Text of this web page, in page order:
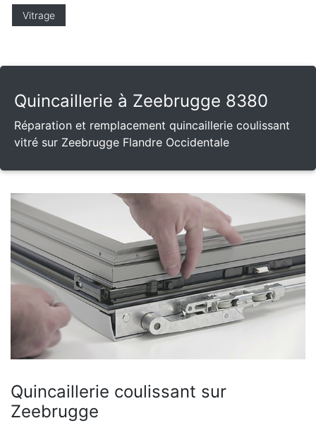
Vitrage
Quincaillerie à Zeebrugge 8380
Réparation et remplacement quincaillerie coulissant
vitré sur Zeebrugge Flandre Occidentale
Quincaillerie coulissant sur
Zeebrugge